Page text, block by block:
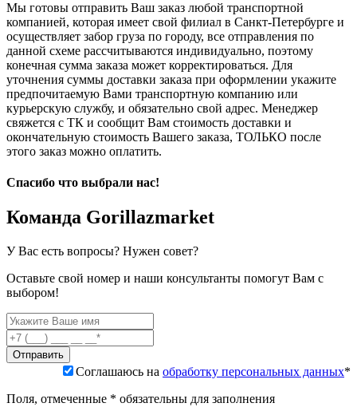
Мы готовы отправить Ваш заказ любой транспортной
компанией, которая имеет свой филиал в Санкт-Петербурге и
осуществляет забор груза по городу, все отправления по
данной схеме рассчитываются индивидуально, поэтому
конечная сумма заказа может корректироваться. Для
уточнения суммы доставки заказа при оформлении укажите
предпочитаемую Вами транспортную компанию или
курьерскую службу, и обязательно свой адрес. Менеджер
свяжется с ТК и сообщит Вам стоимость доставки и
окончательную стоимость Вашего заказа, ТОЛЬКО после
этого заказ можно оплатить.
Спасибо что выбрали нас!
Команда Gorillazmarket
У Вас есть вопросы? Нужен совет?
Оставьте свой номер и наши консультанты помогут Вам с
выбором!
Соглашаюсь на обработку персональных данных*
Поля, отмеченные * обязательны для заполнения